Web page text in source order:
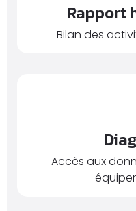
Rapport
Bilan des
Accès aux